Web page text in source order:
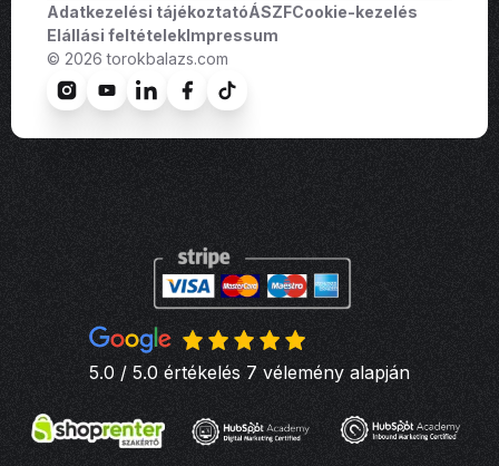
Adatkezelési tájékoztatóÁSZFCookie-kezelés
Elállási feltételekImpressum
© 2026 torokbalazs.com
5.0 / 5.0 értékelés 7 vélemény alapján